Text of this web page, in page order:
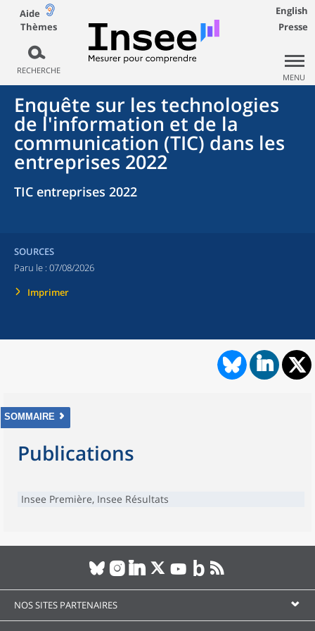
Aide
Thèmes
RECHERCHE
English
Presse
MENU
Enquête sur les technologies
de l'information et de la
communication (TIC) dans les
entreprises 2022
TIC entreprises 2022
SOURCES
Paru le : 07/08/2026
Imprimer
SOMMAIRE
Publications
Insee Première, Insee Résultats
NOS SITES PARTENAIRES